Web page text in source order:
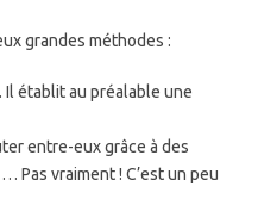
grandes méthodes :
établit au préalable une
entre-eux grâce à des
Pas vraiment ! C’est un peu